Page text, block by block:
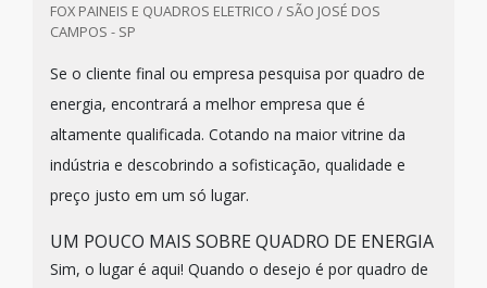
FOX PAINEIS E QUADROS ELETRICO / SÃO JOSÉ DOS
CAMPOS - SP
Se o cliente final ou empresa pesquisa por quadro de
energia, encontrará a melhor empresa que é
altamente qualificada. Cotando na maior vitrine da
indústria e descobrindo a sofisticação, qualidade e
preço justo em um só lugar.
UM POUCO MAIS SOBRE QUADRO DE ENERGIA
Sim, o lugar é aqui! Quando o desejo é por quadro de